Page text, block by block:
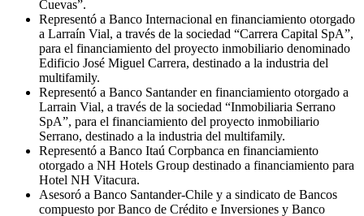
Cuevas”.
Representó a Banco Internacional en financiamiento otorgado
a Larraín Vial, a través de la sociedad “Carrera Capital SpA”,
para el financiamiento del proyecto inmobiliario denominado
Edificio José Miguel Carrera, destinado a la industria del
multifamily.
Representó a Banco Santander en financiamiento otorgado a
Larrain Vial, a través de la sociedad “Inmobiliaria Serrano
SpA”, para el financiamiento del proyecto inmobiliario
Serrano, destinado a la industria del multifamily.
Representó a Banco Itaú Corpbanca en financiamiento
otorgado a NH Hotels Group destinado a financiamiento para
Hotel NH Vitacura.
Asesoró a Banco Santander-Chile y a sindicato de Bancos
compuesto por Banco de Crédito e Inversiones y Banco